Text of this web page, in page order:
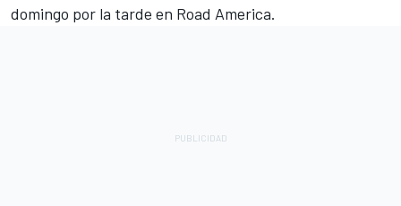
domingo por la tarde en Road America.